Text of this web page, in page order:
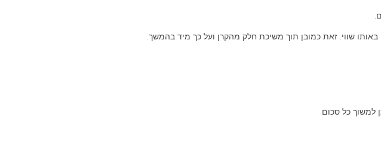
שווי. זאת כמובן תוך משיכת חלק מהקרן ועל כך מיד בהמשך.
למשוך כל סכום.